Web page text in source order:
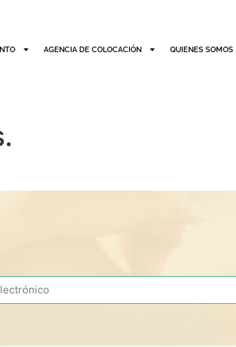
AGENCIA DE COLOCACIÓN QUIENES SOMOS